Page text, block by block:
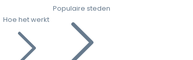
Hoe het werkt
Populaire steden